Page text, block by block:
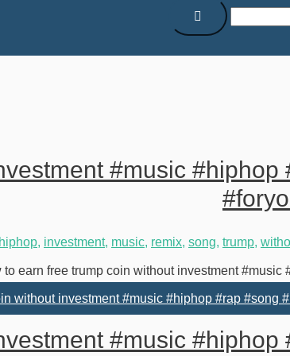
#music #hiphop
hiphop, investment, music, remix, song, trump,
to earn free trump coin without investment #music
without investment #music #hiphop #rap #song
#music #hiphop